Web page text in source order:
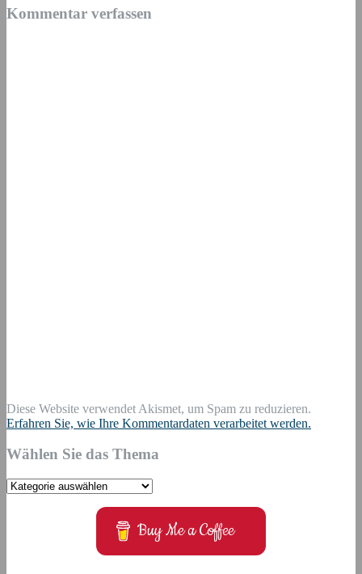
Kommentar verfassen
Diese Website verwendet Akismet, um Spam zu reduzieren.
Erfahren Sie, wie Ihre Kommentardaten verarbeitet werden.
Wählen Sie das Thema
Wählen
Buy Me a Coffee